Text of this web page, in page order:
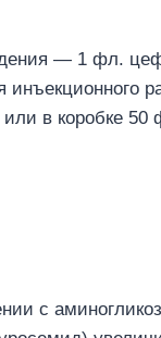
— 1 фл.
в коробке 50
с